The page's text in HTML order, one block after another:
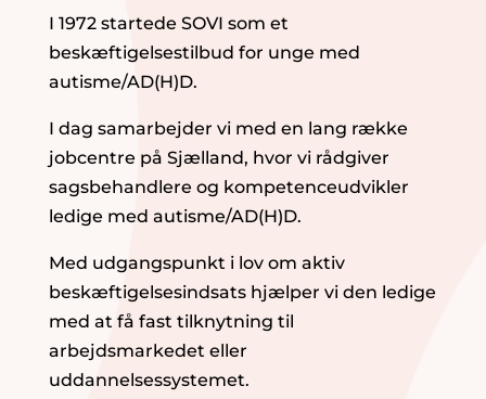
I 1972 startede SOVI som et
beskæftigelsestilbud for unge med
autisme/AD(H)D.
I dag samarbejder vi med en lang række
jobcentre på Sjælland, hvor vi rådgiver
sagsbehandlere og kompetenceudvikler
ledige med autisme/AD(H)D.
Med udgangspunkt i lov om aktiv
beskæftigelsesindsats hjælper vi den ledige
med at få fast tilknytning til
arbejdsmarkedet eller
uddannelsessystemet.